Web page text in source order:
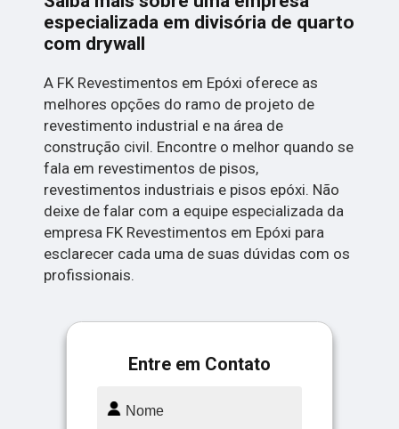
especializada em divisória de quarto
com drywall
A FK Revestimentos em Epóxi oferece as
melhores opções do ramo de projeto de
revestimento industrial e na área de
construção civil. Encontre o melhor quando se
fala em revestimentos de pisos,
revestimentos industriais e pisos epóxi. Não
deixe de falar com a equipe especializada da
empresa FK Revestimentos em Epóxi para
esclarecer cada uma de suas dúvidas com os
profissionais.
Entre em Contato